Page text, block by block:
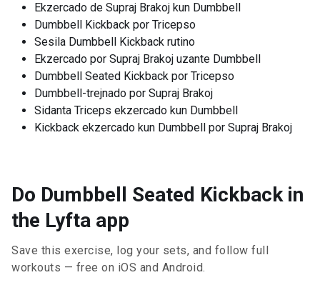
Ekzercado de Supraj Brakoj kun Dumbbell
Dumbbell Kickback por Tricepso
Sesila Dumbbell Kickback rutino
Ekzercado por Supraj Brakoj uzante Dumbbell
Dumbbell Seated Kickback por Tricepso
Dumbbell-trejnado por Supraj Brakoj
Sidanta Triceps ekzercado kun Dumbbell
Kickback ekzercado kun Dumbbell por Supraj Brakoj
Do Dumbbell Seated Kickback in
the Lyfta app
Save this exercise, log your sets, and follow full
workouts — free on iOS and Android.